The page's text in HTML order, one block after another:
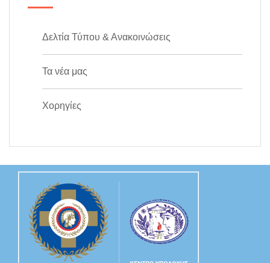
Δελτία Τύπου & Ανακοινώσεις
Τα νέα μας
Χορηγίες